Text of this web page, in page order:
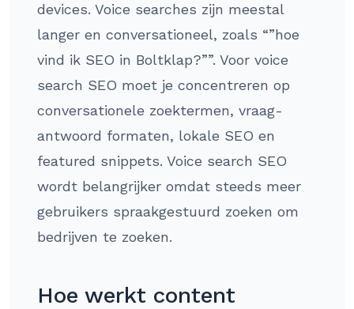
devices. Voice searches zijn meestal
langer en conversationeel, zoals “”hoe
vind ik SEO in Boltklap?””. Voor voice
search SEO moet je concentreren op
conversationele zoektermen, vraag-
antwoord formaten, lokale SEO en
featured snippets. Voice search SEO
wordt belangrijker omdat steeds meer
gebruikers spraakgestuurd zoeken om
bedrijven te zoeken.
Hoe werkt content